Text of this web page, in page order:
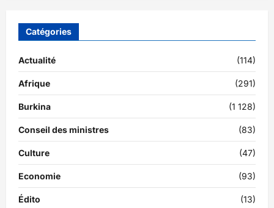
Catégories
Actualité (114)
Afrique (291)
Burkina (1 128)
Conseil des ministres (83)
Culture (47)
Economie (93)
Édito (13)